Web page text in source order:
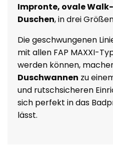
Impronte, ovale
Duschen, in drei
Die geschwungenen
mit allen FAP MAXXI-
werden können,
Duschwannen zu
und rutschsicheren
sich perfekt in das
lässt.